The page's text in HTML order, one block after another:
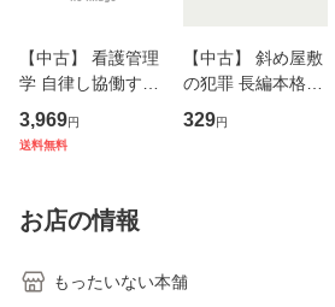
【中古】 看護管理
学 自律し協働する
専門職の看護マネ
ジメントスキル 改
恵 藤本幸三 / 南江
堂 [単行
3,969円
送料無料
【中古】 斜め屋敷
の犯罪 長編本格推
理小説 (光文社文
庫) / 島田荘司 / 光
329円
お店の情報
もったいない本舗